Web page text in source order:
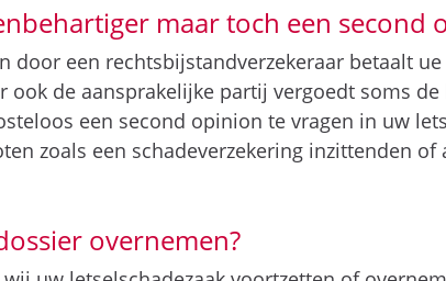
maar toch een second
door een rechtsbijstandverzekeraar betaalt
ook de aansprakelijke partij vergoedt soms
een second opinion te vragen in uw
zoals een schadeverzekering inzittenden
overnemen?